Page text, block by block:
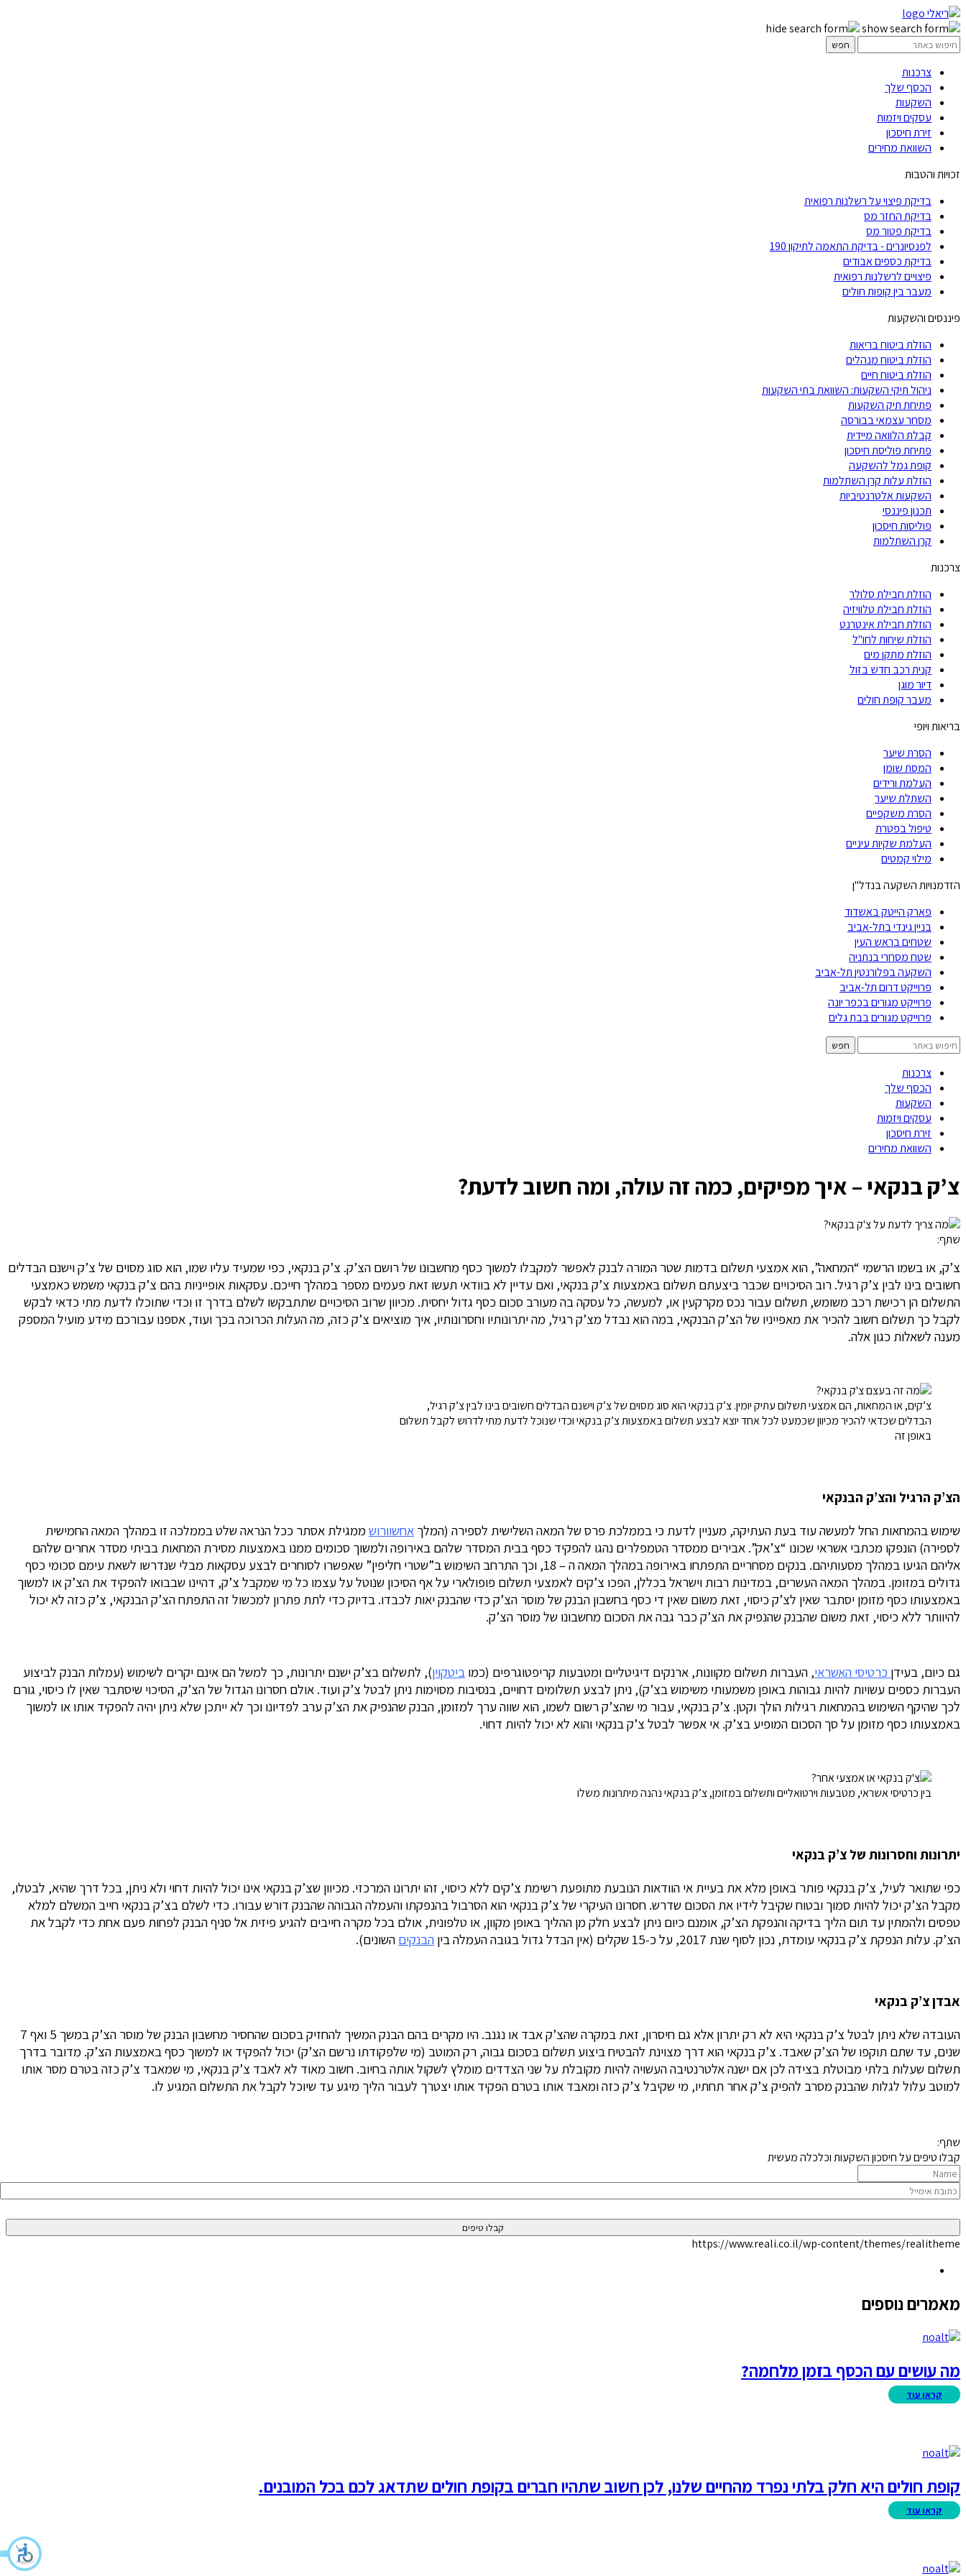
צרכנות
הכסף שלך
השקעות
עסקים ויזמות
זירת חיסכון
השוואת מחירים
זכויות והטבות
בדיקת פיצוי על רשלנות רפואית
בדיקת החזר מס
בדיקת פטור מס
לפנסיונרים - בדיקת התאמה לתיקון 190
בדיקת כספים אבודים
פיצויים לרשלנות רפואית
מעבר בין קופות חולים
פיננסים והשקעות
הוזלת ביטוח בריאות
הוזלת ביטוח מנהלים
הוזלת ביטוח חיים
ניהול תיקי השקעות: השוואת בתי השקעות
פתיחת תיק השקעות
מסחר עצמאי בבורסה
קבלת הלוואה מיידית
פתיחת פוליסת חיסכון
קופת גמל להשקעה
הוזלת עלות קרן השתלמות
השקעות אלטרנטיביות
תכנון פיננסי
פוליסות חיסכון
קרן השתלמות
צרכנות
הוזלת חבילת סלולר
הוזלת חבילת טלוויזיה
הוזלת חבילת אינטרנט
הוזלת שיחות לחו"ל
הוזלת מתקן מים
קנית רכב חדש בזול
דיור מוגן
מעבר קופת חולים
בריאות ויופי
הסרת שיער
המסת שומן
העלמת ורידים
השתלת שיער
הסרת משקפיים
טיפול בפטרת
העלמת שקיות עיניים
מילוי קמטים
הזדמנויות השקעה בנדל"ן
פארק הייטק באשדוד
בניין גינדי בתל-אביב
שטחים בראש העין
שטח מסחרי בנתניה
השקעה בפלורנטין תל-אביב
פרוייקט דרום תל-אביב
פרוייקט מגורים בכפר יונה
פרוייקט מגורים בבת גלים
צרכנות
הכסף שלך
השקעות
עסקים ויזמות
זירת חיסכון
השוואת מחירים
צ’ק בנקאי – איך מפיקים, כמה זה עולה, ומה חשוב לדעת?
שתף:
צ’ק, או בשמו הרשמי “המחאה”, הוא אמצעי תשלום בדמות שטר המורה לבנק לאפשר למקבלו למשוך כסף מחשבונו של רושם הצ’ק. צ’ק בנקאי, כפי שמעיד עליו שמו, הוא סוג מסוים של צ’ק וישנם הבדלים
חשובים בינו לבין צ’ק רגיל. רוב הסיכויים שכבר ביצעתם תשלום באמצעות צ’ק בנקאי, ואם עדיין לא בוודאי תעשו זאת פעמים מספר במהלך חייכם. עסקאות אופייניות בהם צ’ק בנקאי משמש כאמצעי
התשלום הן רכישת רכב משומש, תשלום עבור נכס מקרקעין או, למעשה, כל עסקה בה מעורב סכום כסף גדול יחסית. מכיוון שרוב הסיכויים שתתבקשו לשלם בדרך זו וכדי שתוכלו לדעת מתי כדאי לבקש
לקבל כך תשלום חשוב להכיר את מאפייניו של הצ’ק הבנקאי, במה הוא נבדל מצ’ק רגיל, מה יתרונותיו וחסרונותיו, איך מוציאים צ’ק כזה, מה העלות הכרוכה בכך ועוד, אספנו עבורכם מידע מועיל המספק
מענה לשאלות כגון אלה.
צ’קים, או המחאות, הם אמצעי תשלום עתיק יומין. צ’ק בנקאי הוא סוג מסוים של צ’ק וישנם הבדלים חשובים בינו לבין צ’ק רגיל,
הבדלים שכדאי להכיר מכיוון שכמעט לכל אחד יוצא לבצע תשלום באמצעות צ’ק בנקאי וכדי שנוכל לדעת מתי לדרוש לקבל תשלום
באופן זה
הצ’ק הרגיל והצ’ק הבנקאי
שימוש בהמחאות החל למעשה עוד בעת העתיקה, מעניין לדעת כי בממלכת פרס של המאה השלישית לספירה (המלך אחשוורוש ממגילת אסתר ככל הנראה שלט בממלכה זו במהלך המאה החמישית
לספירה) הונפקו מכתבי אשראי שכונו “צ’אק”. אבירים ממסדר הטמפלרים נהגו להפקיד כסף בבית המסדר שלהם באירופה ולמשוך סכומים ממנו באמצעות מסירת המחאות בביתי מסדר אחרים שלהם
אליהם הגיעו במהלך מסעותיהם.
בנקים מסחריים התפתחו באירופה במהלך המאה ה – 18, וכך התרחב השימוש ב”שטרי חליפין” שאפשרו לסוחרים לבצע עסקאות מבלי שנדרשו לשאת עימם סכומי כסף
גדולים במזומן. במהלך המאה העשרים, במדינות רבות וישראל בכללן, הפכו צ’קים לאמצעי תשלום פופולארי על אף הסיכון שנוטל על עצמו כל מי שמקבל צ’ק, דהיינו שבבואו להפקיד את הצ’ק או למשוך
באמצעותו כסף מזומן יסתבר שאין לצ’ק כיסוי, זאת משום שאין די כסף בחשבון הבנק של מוסר הצ’ק כדי שהבנק יאות לכבדו. בדיוק כדי לתת פתרון למכשול זה התפתח הצ’ק הבנקאי, צ’ק כזה לא יכול
להיוותר ללא כיסוי, זאת משום שהבנק שהנפיק את הצ’ק כבר גבה את הסכום מחשבונו של מוסר הצ’ק.
גם כיום, בעידן כרטיסי האשראי, העברות תשלום מקוונות, ארנקים דיגיטליים ומטבעות קריפטוגרפים (כמו ביטקוין), לתשלום בצ’ק ישנם יתרונות, כך למשל הם אינם יקרים לשימוש (עמלות הבנק לביצוע
העברות כספים עשויות להיות גבוהות באופן משמעותי משימוש בצ’ק), ניתן לבצע תשלומים דחויים, בנסיבות מסוימות ניתן לבטל צ’ק ועוד. אולם חסרונו הגדול של הצ’ק, הסיכוי שיסתבר שאין לו כיסוי, גורם
לכך שהיקף השימוש בהמחאות רגילות הולך וקטן. צ’ק בנקאי, עבור מי שהצ’ק רשום לשמו, הוא שווה ערך למזומן, הבנק שהנפיק את הצ’ק ערב לפדיונו וכך לא ייתכן שלא ניתן יהיה להפקיד אותו או למשוך
באמצעותו כסף מזומן על סך הסכום המופיע בצ’ק. אי אפשר לבטל צ’ק בנקאי והוא לא יכול להיות דחוי.
בין כרטיסי אשראי, מטבעות וירטואליים ותשלום במזומן, צ’ק בנקאי נהנה מיתרונות משלו
יתרונות וחסרונות של צ’ק בנקאי
כפי שתואר לעיל, צ’ק בנקאי פותר באופן מלא את בעיית אי הוודאות הנובעת מתופעת רשימת צ’קים ללא כיסוי, זהו יתרונו המרכזי. מכיוון שצ’ק בנקאי אינו יכול להיות דחוי ולא ניתן, בכל דרך שהיא, לבטלו,
מקבל הצ’ק יכול להיות סמוך ובטוח שקיבל לידיו את הסכום שדרש. חסרונו העיקרי של צ’ק בנקאי הוא הסרבול בהנפקתו והעמלה הגבוהה שהבנק דורש עבורו. כדי לשלם בצ’ק בנקאי חייב המשלם למלא
טפסים ולהמתין עד תום הליך בדיקה והנפקת הצ’ק, אומנם כיום ניתן לבצע חלק מן ההליך באופן מקוון, או טלפונית, אולם בכל מקרה חייבים להגיע פיזית אל סניף הבנק לפחות פעם אחת כדי לקבל את
הצ’ק. עלות הנפקת צ’ק בנקאי עומדת, נכון לסוף שנת 2017, על כ-15 שקלים (אין הבדל גדול בגובה העמלה בין
הבנקים השונים).
אבדן צ’ק בנקאי
העובדה שלא ניתן לבטל צ’ק בנקאי היא לא רק יתרון אלא גם חיסרון, זאת במקרה שהצ’ק אבד או נגנב. היו מקרים בהם הבנק המשיך להחזיק בסכום שהחסיר מחשבון הבנק של מוסר הצ’ק במשך 5 ואף 7
שנים, עד שתם תוקפו של הצ’ק שאבד. צ’ק בנקאי הוא דרך מצוינת להבטיח ביצוע תשלום בסכום גבוה, רק המוטב (מי שלפקודתו נרשם הצ’ק) יכול להפקיד או למשוך כסף באמצעות הצ’ק. מדובר בדרך
תשלום שעלות בלתי מבוטלת בצידה לכן אם ישנה אלטרנטיבה העשויה להיות מקובלת על שני הצדדים מומלץ לשקול אותה בחיוב. חשוב מאוד לא לאבד צ’ק בנקאי, מי שמאבד צ’ק כזה בטרם מסר אותו
למוטב עלול לגלות שהבנק מסרב להפיק צ’ק אחר תחתיו, מי שקיבל צ’ק כזה ומאבד אותו בטרם הפקיד אותו יצטרך לעבור הליך מיגע עד שיוכל לקבל את התשלום המגיע לו.
שתף:
קבלו טיפים על חיסכון השקעות וכלכלה מעשית
https://www.reali.co.il/wp-content/themes/realitheme
מאמרים נוספים
מה עושים עם הכסף בזמן מלחמה?
קופת חולים היא חלק בלתי נפרד מהחיים שלנו, לכן חשוב שתהיו חברים בקופת חולים שתדאג לכם בכל המובנים.